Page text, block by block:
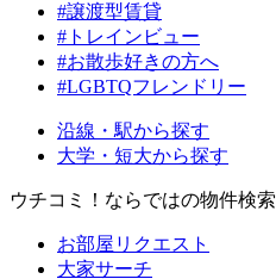
#譲渡型賃貸
#トレインビュー
#お散歩好きの方へ
#LGBTQフレンドリー
沿線・駅から探す
大学・短大から探す
ウチコミ！ならではの物件検索
お部屋リクエスト
大家サーチ